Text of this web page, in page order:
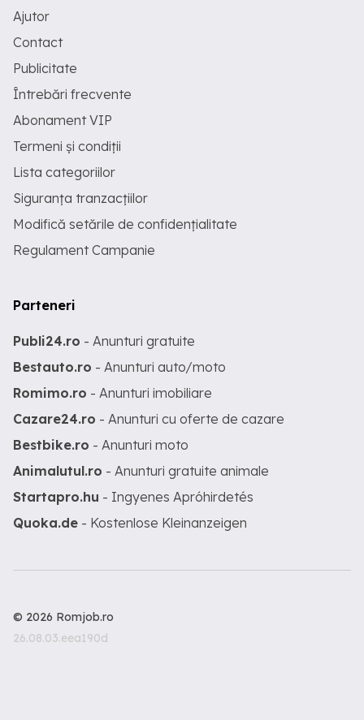
Ajutor
Contact
Publicitate
Întrebări frecvente
Abonament VIP
Termeni și condiții
Lista categoriilor
Siguranța tranzacțiilor
Modifică setările de confidențialitate
Regulament Campanie
Parteneri
Publi24.ro - Anunturi gratuite
Bestauto.ro - Anunturi auto/moto
Romimo.ro - Anunturi imobiliare
Cazare24.ro - Anunturi cu oferte de cazare
Bestbike.ro - Anunturi moto
Animalutul.ro - Anunturi gratuite animale
Startapro.hu - Ingyenes Apróhirdetés
Quoka.de - Kostenlose Kleinanzeigen
© 2026 Romjob.ro
26.08.03.eea190d